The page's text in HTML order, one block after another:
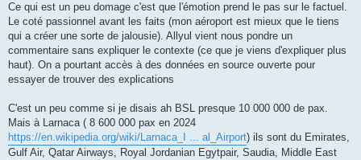
Ce qui est un peu domage c'est que l'émotion prend le pas sur le factuel.
Le coté passionnel avant les faits (mon aéroport est mieux que le tiens
qui a créer une sorte de jalousie). Allyul vient nous pondre un
commentaire sans expliquer le contexte (ce que je viens d'expliquer plus
haut). On a pourtant accès à des données en source ouverte pour
essayer de trouver des explications
C'est un peu comme si je disais ah BSL presque 10 000 000 de pax.
Mais à Larnaca ( 8 600 000 pax en 2024
https://en.wikipedia.org/wiki/Larnaca_I ... al_Airport) ils sont du Emirates,
Gulf Air, Qatar Airways, Royal Jordanian Egytpair, Saudia, Middle East